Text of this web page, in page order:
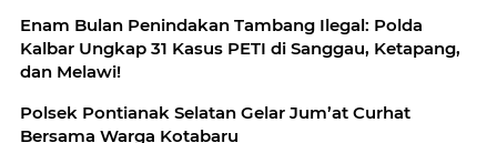
Enam Bulan Penindakan Tambang Ilegal: Polda
Kalbar Ungkap 31 Kasus PETI di Sanggau, Ketapang,
dan Melawi!
Polsek Pontianak Selatan Gelar Jum’at Curhat
Bersama Warga Kotabaru